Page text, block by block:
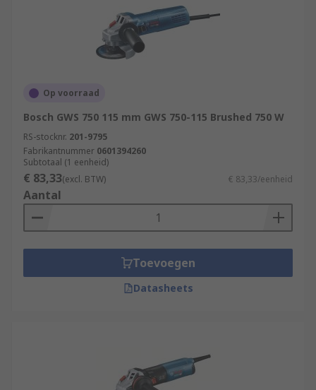
Op voorraad
Bosch GWS 750 115 mm GWS 750-115 Brushed 750 W
RS-stocknr. 201-9795
Fabrikantnummer 0601394260
Subtotaal (1 eenheid)
€ 83,33(excl. BTW) € 83,33/eenheid
Aantal
Toevoegen
Datasheets